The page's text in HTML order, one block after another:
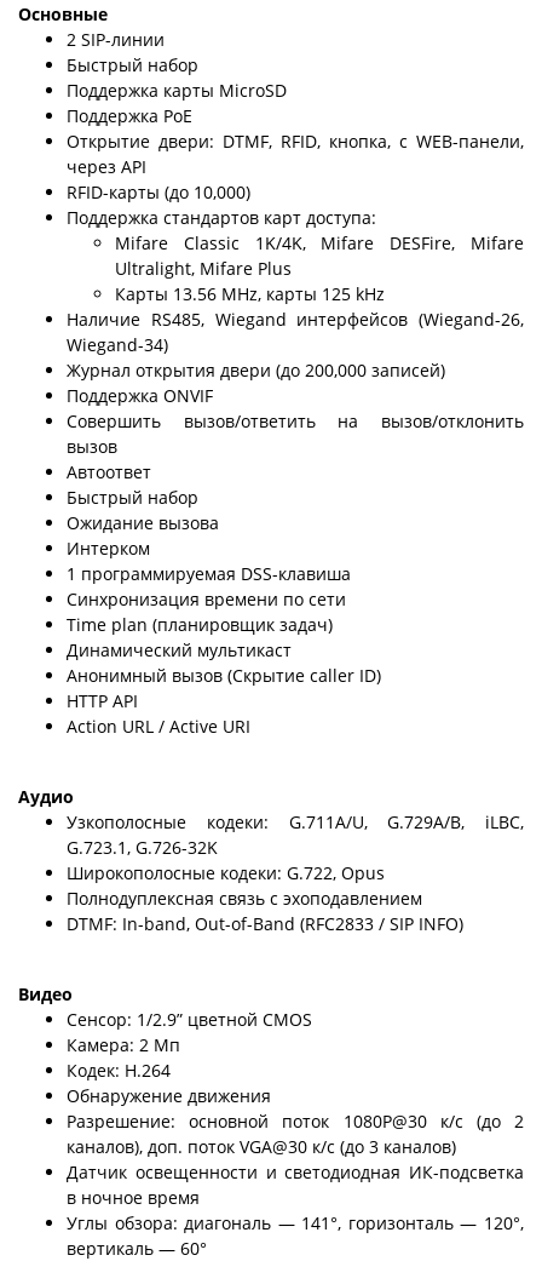
Основные
2 SIP-линии
Быстрый набор
Поддержка карты MicroSD
Поддержка PoE
Открытие двери: DTMF, RFID, кнопка, с WEB-панели,
через API
RFID-карты (до 10,000)
Поддержка стандартов карт доступа:
Mifare Classic 1K/4K, Mifare DESFire, Mifare
Ultralight, Mifare Plus
Карты 13.56 MHz, карты 125 kHz
Наличие RS485, Wiegand интерфейсов (Wiegand-26,
Wiegand-34)
Журнал открытия двери (до 200,000 записей)
Поддержка ONVIF
Совершить вызов/ответить на вызов/отклонить
вызов
Автоответ
Быстрый набор
Ожидание вызова
Интерком
1 программируемая DSS-клавиша
Синхронизация времени по сети
Time plan (планировщик задач)
Динамический мультикаст
Анонимный вызов (Скрытие caller ID)
HTTP API
Action URL / Active URI
Аудио
Узкополосные кодеки: G.711A/U, G.729A/B, iLBC,
G.723.1, G.726-32K
Широкополосные кодеки: G.722, Opus
Полнодуплексная связь с эхоподавлением
DTMF: In-band, Out-of-Band (RFC2833 / SIP INFO)
Видео
Сенсор: 1/2.9” цветной CMOS
Камера: 2 Мп
Кодек: H.264
Обнаружение движения
Разрешение: основной поток 1080P@30 к/с (до 2
каналов), доп. поток VGA@30 к/с (до 3 каналов)
Датчик освещенности и светодиодная ИК-подсветка
в ночное время
Углы обзора: диагональ — 141°, горизонталь — 120°,
вертикаль — 60°